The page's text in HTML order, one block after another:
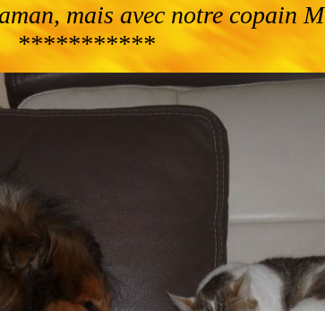
mais avec notre copain
***********